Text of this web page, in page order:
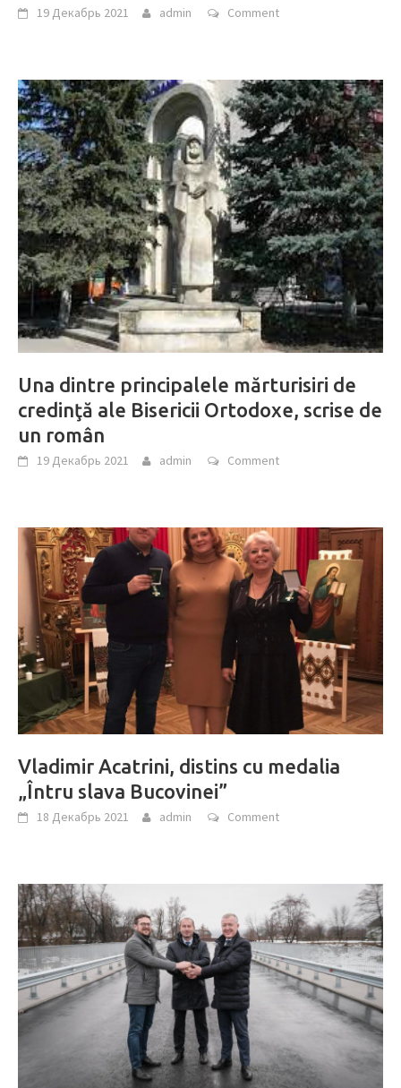
19 Декабрь 2021 admin Comment
Una dintre principalele mărturisiri de
credinţă ale Bisericii Ortodoxe, scrise de
un român
19 Декабрь 2021 admin Comment
Vladimir Acatrini, distins cu medalia
„Întru slava Bucovinei”
18 Декабрь 2021 admin Comment